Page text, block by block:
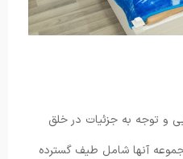
و توجه به جزئیات در خلق
آنها شامل طیف گسترده